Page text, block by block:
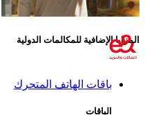
للمكالمات الدولية
الهاتف المتحرك